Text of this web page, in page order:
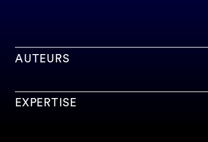
AUTEURS
EXPERTISE